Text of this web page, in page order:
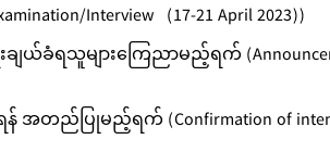
Interview (17-21 April 2023))
ခံရသူများကြေညာမည့်ရက်
တည်ပြုမည့်ရက် (Confirmation of intent